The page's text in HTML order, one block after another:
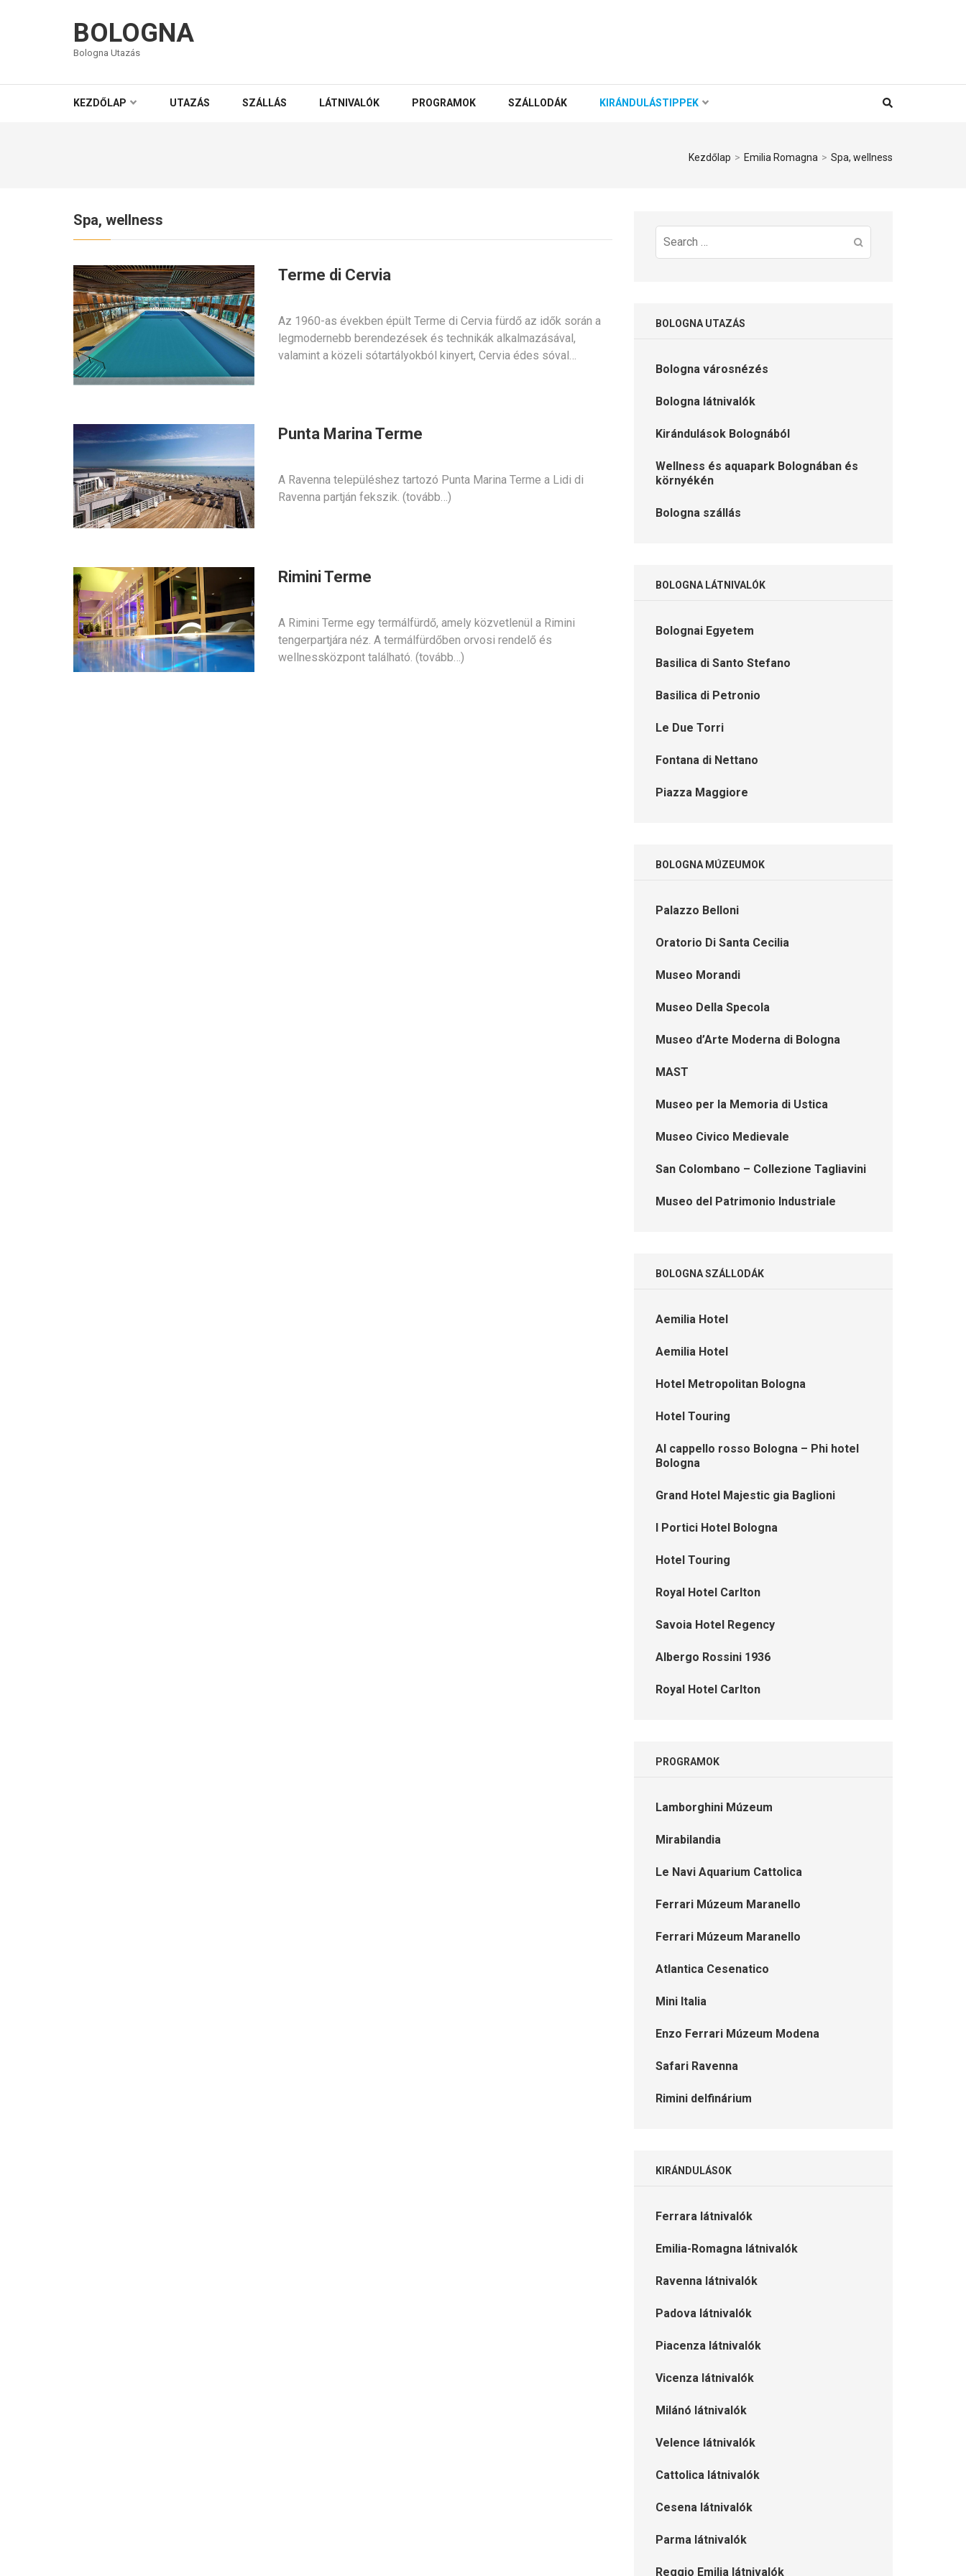
BOLOGNA
Bologna Utazás
KEZDŐLAP UTAZÁS SZÁLLÁS LÁTNIVALÓK PROGRAMOK SZÁLLODÁK KIRÁNDULÁSTIPPEK
Kezdőlap > Emilia Romagna > Spa, wellness
Spa, wellness
Terme di Cervia
Az 1960-as években épült Terme di Cervia fürdő az idők során a
legmodernebb berendezések és technikák alkalmazásával,
valamint a közeli sótartályokból kinyert, Cervia édes sóval…
Punta Marina Terme
A Ravenna településhez tartozó Punta Marina Terme a Lidi di
Ravenna partján fekszik. (tovább…)
Rimini Terme
A Rimini Terme egy termálfürdő, amely közvetlenül a Rimini
tengerpartjára néz. A termálfürdőben orvosi rendelő és
wellnessközpont található. (tovább…)
Search
for:
BOLOGNA UTAZÁS
Bologna városnézés
Bologna látnivalók
Kirándulások Bolognából
Wellness és aquapark Bolognában és
környékén
Bologna szállás
BOLOGNA LÁTNIVALÓK
Bolognai Egyetem
Basilica di Santo Stefano
Basilica di Petronio
Le Due Torri
Fontana di Nettano
Piazza Maggiore
BOLOGNA MÚZEUMOK
Palazzo Belloni
Oratorio Di Santa Cecilia
Museo Morandi
Museo Della Specola
Museo d’Arte Moderna di Bologna
MAST
Museo per la Memoria di Ustica
Museo Civico Medievale
San Colombano – Collezione Tagliavini
Museo del Patrimonio Industriale
BOLOGNA SZÁLLODÁK
Aemilia Hotel
Aemilia Hotel
Hotel Metropolitan Bologna
Hotel Touring
Al cappello rosso Bologna – Phi hotel
Bologna
Grand Hotel Majestic gia Baglioni
I Portici Hotel Bologna
Hotel Touring
Royal Hotel Carlton
Savoia Hotel Regency
Albergo Rossini 1936
Royal Hotel Carlton
PROGRAMOK
Lamborghini Múzeum
Mirabilandia
Le Navi Aquarium Cattolica
Ferrari Múzeum Maranello
Ferrari Múzeum Maranello
Atlantica Cesenatico
Mini Italia
Enzo Ferrari Múzeum Modena
Safari Ravenna
Rimini delfinárium
KIRÁNDULÁSOK
Ferrara látnivalók
Emilia-Romagna látnivalók
Ravenna látnivalók
Padova látnivalók
Piacenza látnivalók
Vicenza látnivalók
Milánó látnivalók
Velence látnivalók
Cattolica látnivalók
Cesena látnivalók
Parma látnivalók
Reggio Emilia látnivalók